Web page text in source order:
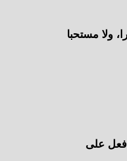
ولا مستحبا
فعل على